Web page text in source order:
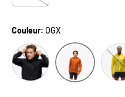
Couleur: OGX
BLK OGX NHKC